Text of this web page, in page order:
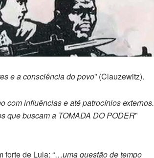
e a consciência do povo” (Clauzewitz).
com influências e até patrocínios externos.
que buscam a TOMADA DO PODER”
forte de Lula: “…uma questão de tempo